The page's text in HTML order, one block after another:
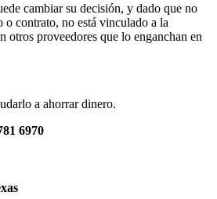
cambiar su decisión, y dado que no
contrato, no está vinculado a la
otros proveedores que lo enganchan en
a ahorrar dinero.
6970